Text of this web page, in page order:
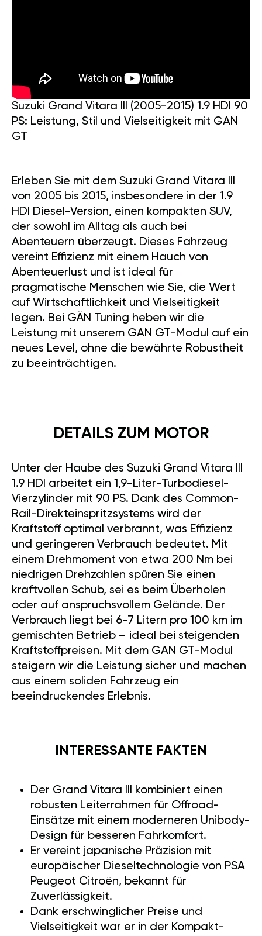
Suzuki Grand Vitara III (2005-2015) 1.9 HDI 90
PS: Leistung, Stil und Vielseitigkeit mit GAN
GT
Erleben Sie mit dem Suzuki Grand Vitara III
von 2005 bis 2015, insbesondere in der 1.9
HDI Diesel-Version, einen kompakten SUV,
der sowohl im Alltag als auch bei
Abenteuern überzeugt. Dieses Fahrzeug
vereint Effizienz mit einem Hauch von
Abenteuerlust und ist ideal für
pragmatische Menschen wie Sie, die Wert
auf Wirtschaftlichkeit und Vielseitigkeit
legen. Bei GÄN Tuning heben wir die
Leistung mit unserem GAN GT-Modul auf ein
neues Level, ohne die bewährte Robustheit
zu beeinträchtigen.
DETAILS ZUM MOTOR
Unter der Haube des Suzuki Grand Vitara III
1.9 HDI arbeitet ein 1,9-Liter-Turbodiesel-
Vierzylinder mit 90 PS. Dank des Common-
Rail-Direkteinspritzsystems wird der
Kraftstoff optimal verbrannt, was Effizienz
und geringeren Verbrauch bedeutet. Mit
einem Drehmoment von etwa 200 Nm bei
niedrigen Drehzahlen spüren Sie einen
kraftvollen Schub, sei es beim Überholen
oder auf anspruchsvollem Gelände. Der
Verbrauch liegt bei 6-7 Litern pro 100 km im
gemischten Betrieb – ideal bei steigenden
Kraftstoffpreisen. Mit dem GAN GT-Modul
steigern wir die Leistung sicher und machen
aus einem soliden Fahrzeug ein
beeindruckendes Erlebnis.
INTERESSANTE FAKTEN
Der Grand Vitara III kombiniert einen
robusten Leiterrahmen für Offroad-
Einsätze mit einem moderneren Unibody-
Design für besseren Fahrkomfort.
Er vereint japanische Präzision mit
europäischer Dieseltechnologie von PSA
Peugeot Citroën, bekannt für
Zuverlässigkeit.
Dank erschwinglicher Preise und
Vielseitigkeit war er in der Kompakt-